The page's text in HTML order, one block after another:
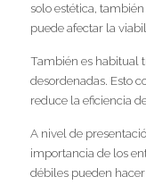
solo estética,
puede afectar la
También es habitual
desordenadas. Esto
reduce la eficiencia
A nivel de
importancia de los
débiles pueden